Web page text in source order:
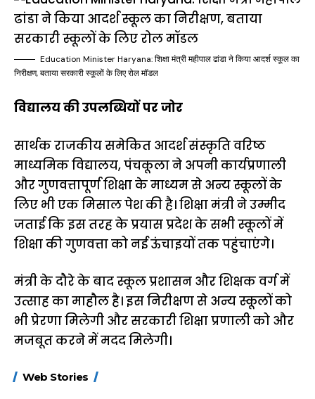
Education Minister Haryana: शिक्षा मंत्री महीपाल ढांडा ने किया आदर्श स्कूल का
निरीक्षण, बताया सरकारी स्कूलों के लिए रोल मॉडल
विद्यालय की उपलब्धियों पर जोर
सार्थक राजकीय समेकित आदर्श संस्कृति वरिष्ठ
माध्यमिक विद्यालय, पंचकूला ने अपनी कार्यप्रणाली
और गुणवत्तापूर्ण शिक्षा के माध्यम से अन्य स्कूलों के
लिए भी एक मिसाल पेश की है। शिक्षा मंत्री ने उम्मीद
जताई कि इस तरह के प्रयास प्रदेश के सभी स्कूलों में
शिक्षा की गुणवत्ता को नई ऊंचाइयों तक पहुंचाएंगे।
मंत्री के दौरे के बाद स्कूल प्रशासन और शिक्षक वर्ग में
उत्साह का माहौल है। इस निरीक्षण से अन्य स्कूलों को
भी प्रेरणा मिलेगी और सरकारी शिक्षा प्रणाली को और
मजबूत करने में मदद मिलेगी।
Web Stories
FASTag के ये नए